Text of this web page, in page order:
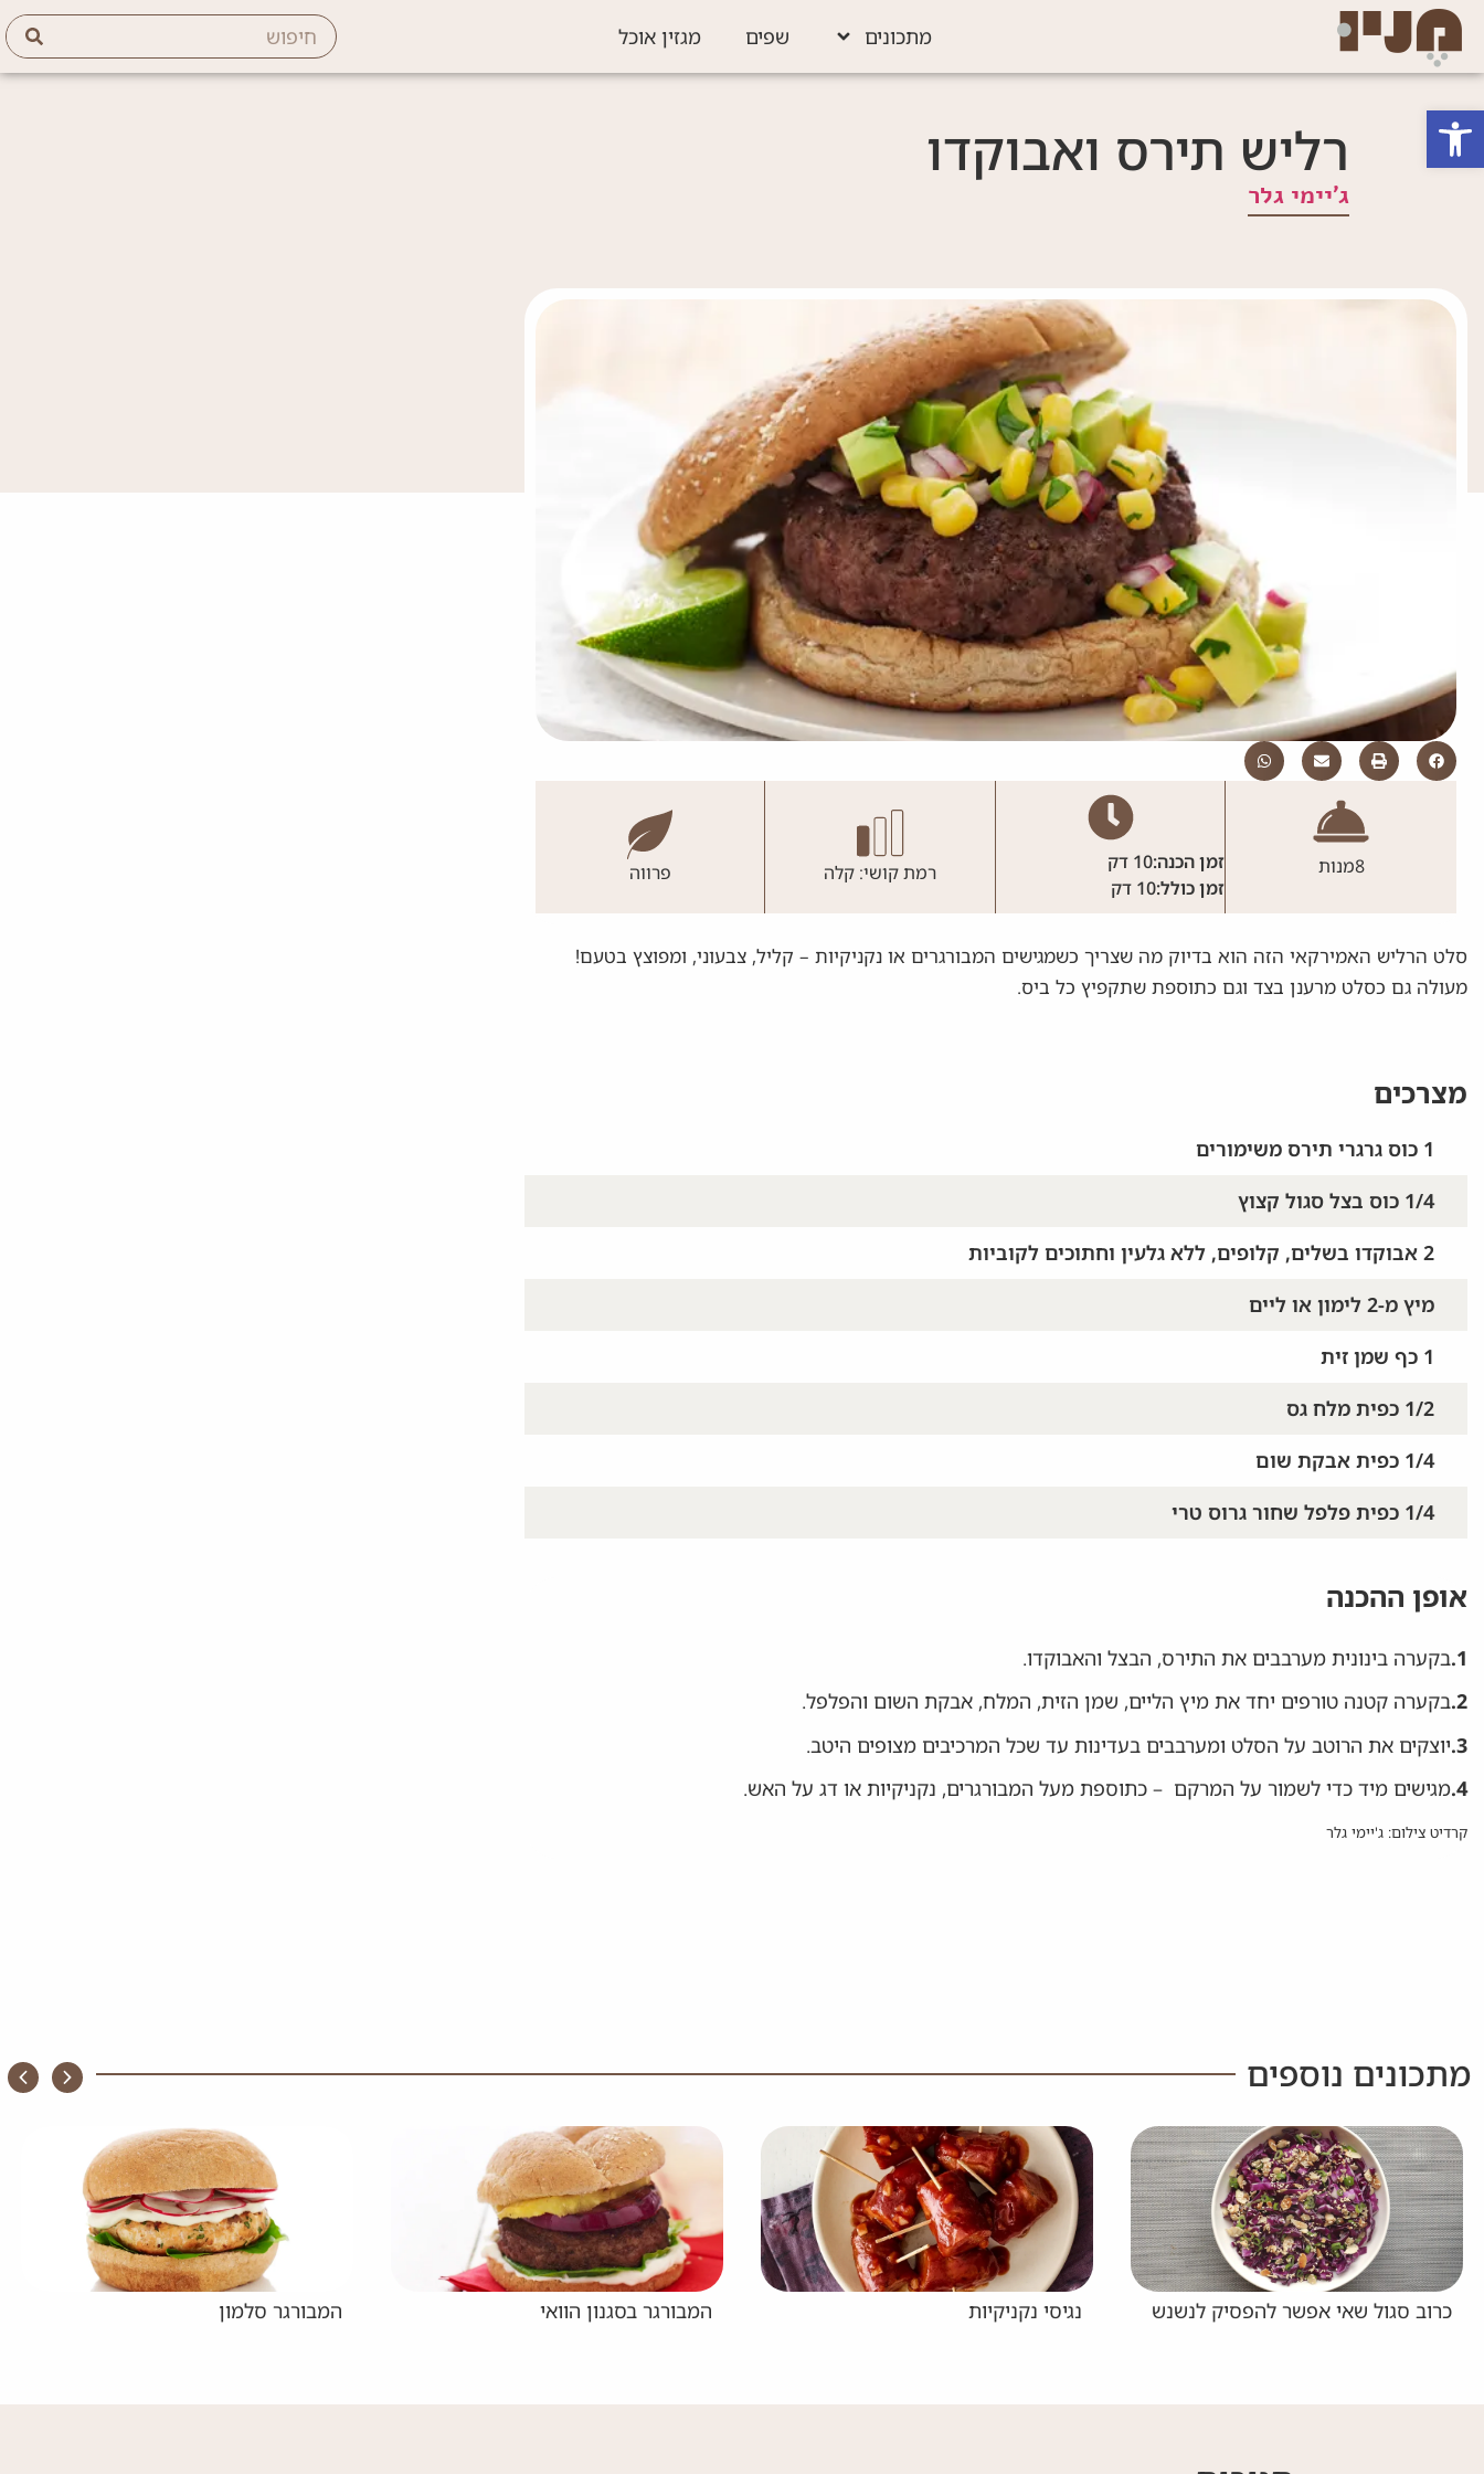
פתח סרגל נגישות
מתכונים שפים מגזין אוכל
רליש תירס ואבוקדו
ג'יימי גלר
8מנות זמן הכנה:10 דק
זמן כולל:10 דק
רמת קושי: קלה פרווה
סלט הרליש האמירקאי הזה הוא בדיוק מה שצריך כשמגישים המבורגרים או נקניקיות – קליל, צבעוני, ומפוצץ בטעם!
מעולה גם כסלט מרענן בצד וגם כתוספת שתקפיץ כל ביס.
מצרכים
1 כוס גרגרי תירס משימורים
1/4 כוס בצל סגול קצוץ
2 אבוקדו בשלים, קלופים, ללא גלעין וחתוכים לקוביות
מיץ מ-2 לימון או ליים
1 כף שמן זית
1/2 כפית מלח גס
1/4 כפית אבקת שום
1/4 כפית פלפל שחור גרוס טרי
אופן ההכנה
1. בקערה בינונית מערבבים את התירס, הבצל והאבוקדו.
2. בקערה קטנה טורפים יחד את מיץ הליים, שמן הזית, המלח, אבקת השום והפלפל.
3. יוצקים את הרוטב על הסלט ומערבבים בעדינות עד שכל המרכיבים מצופים היטב.
4. מגישים מיד כדי לשמור על המרקם – כתוספת מעל המבורגרים, נקניקיות או דג על האש.
קרדיט צילום: ג'יימי גלר
מתכונים נוספים
להפסיק לנשנש נגיסי נקניקיות המבורגר בסגנון הוואי